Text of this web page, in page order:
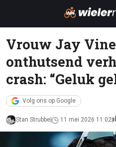
Vrouw Jay
onthutsend
crash: “Geluk
Volg ons op Google
Stan Strubbe 11 mei 2026 11:02